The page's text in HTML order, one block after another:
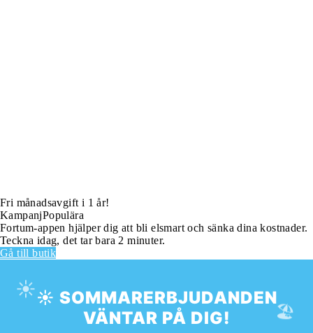
Fri månadsavgift i 1 år!
KampanjPopulära
Fortum-appen hjälper dig att bli elsmart och sänka dina kostnader.
Teckna idag, det tar bara 2 minuter.
Gå till butik
☀️
🏖️
☀️ SOMMARERBJUDANDEN
VÄNTAR PÅ DIG!